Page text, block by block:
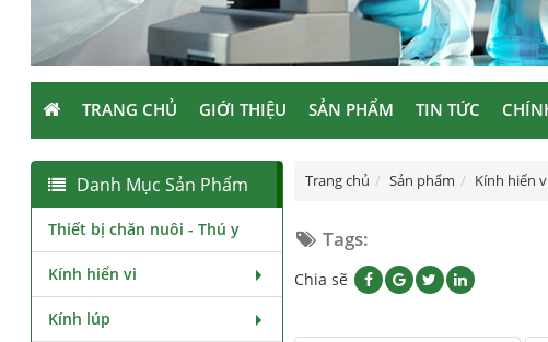
TRANG CHỦ GIỚI THIỆU SẢN PHẨM TIN TỨC
Trang chủ Sản phẩm Kính hiển
Tags:
Chia sẽ
Danh Mục Sản Phẩm
Thiết bị chăn nuôi - Thú y
Kính hiển vi
Kính lúp